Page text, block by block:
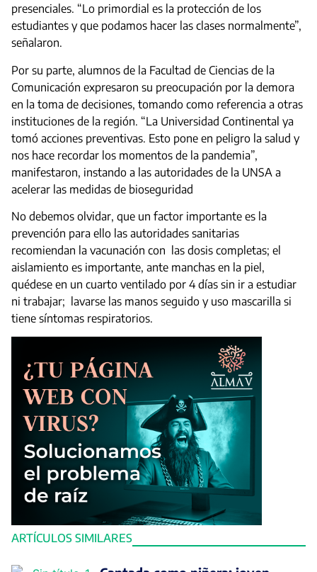
ARTÍCULOS SIMILARES
presenciales. “Lo primordial es la protección de los
estudiantes y que podamos hacer las clases normalmente”,
señalaron.
Por su parte, alumnos de la Facultad de Ciencias de la
Comunicación expresaron su preocupación por la demora
en la toma de decisiones, tomando como referencia a otras
instituciones de la región. “La Universidad Continental ya
tomó acciones preventivas. Esto pone en peligro la salud y
nos hace recordar los momentos de la pandemia”,
manifestaron, instando a las autoridades de la UNSA a
acelerar las medidas de bioseguridad
No debemos olvidar, que un factor importante es la
prevención para ello las autoridades sanitarias
recomiendan la vacunación con las dosis completas; el
aislamiento es importante, ante manchas en la piel,
quédese en un cuarto ventilado por 4 días sin ir a estudiar
ni trabajar; lavarse las manos seguido y uso mascarilla si
tiene síntomas respiratorios.